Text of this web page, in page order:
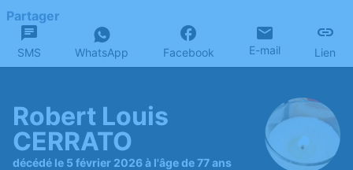
Partager
SMS WhatsApp Facebook E-mail Lien
Robert Louis
CERRATO
décédé le 5 février 2026 à l'âge de 77 ans